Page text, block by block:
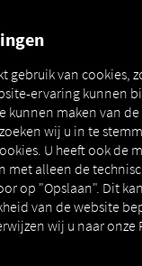
Renault
gebruik van cookies,
ervaring kunnen
kunnen maken van
wij u in te
U heeft ook de
met alleen de
op "Opslaan". Dit
van de website
wij u naar onze